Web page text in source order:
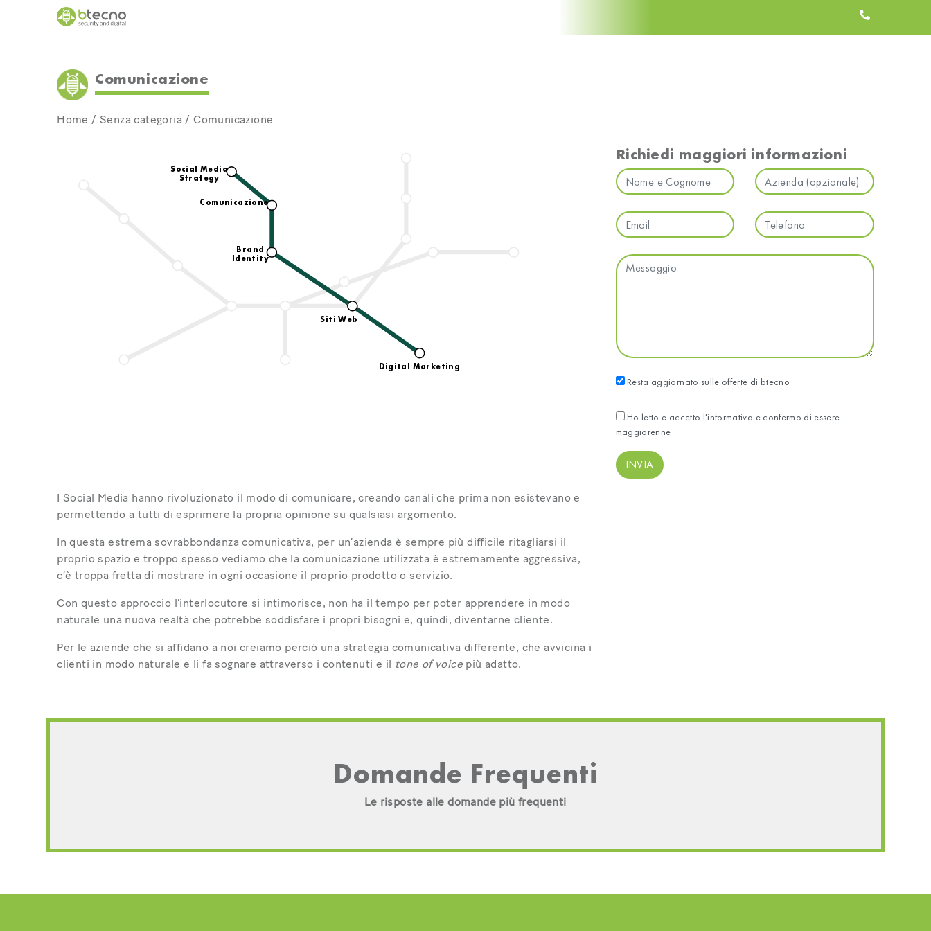
Comunicazione
Home /Senza categoria /Comunicazione
Richiedi maggiori informazioni
Resta aggiornato sulle offerte di btecno
Ho letto e accetto l'informativa e confermo di essere
maggiorenne
I Social Media hanno rivoluzionato il modo di comunicare, creando canali che prima non esistevano e
permettendo a tutti di esprimere la propria opinione su qualsiasi argomento.
In questa estrema sovrabbondanza comunicativa, per un’azienda è sempre più difficile ritagliarsi il
proprio spazio e troppo spesso vediamo che la comunicazione utilizzata è estremamente aggressiva,
c’è troppa fretta di mostrare in ogni occasione il proprio prodotto o servizio.
Con questo approccio l’interlocutore si intimorisce, non ha il tempo per poter apprendere in modo
naturale una nuova realtà che potrebbe soddisfare i propri bisogni e, quindi, diventarne cliente.
Per le aziende che si affidano a noi creiamo perciò una strategia comunicativa differente, che avvicina i
clienti in modo naturale e li fa sognare attraverso i contenuti e il tone of voice più adatto.
Domande Frequenti
Le risposte alle domande più frequenti